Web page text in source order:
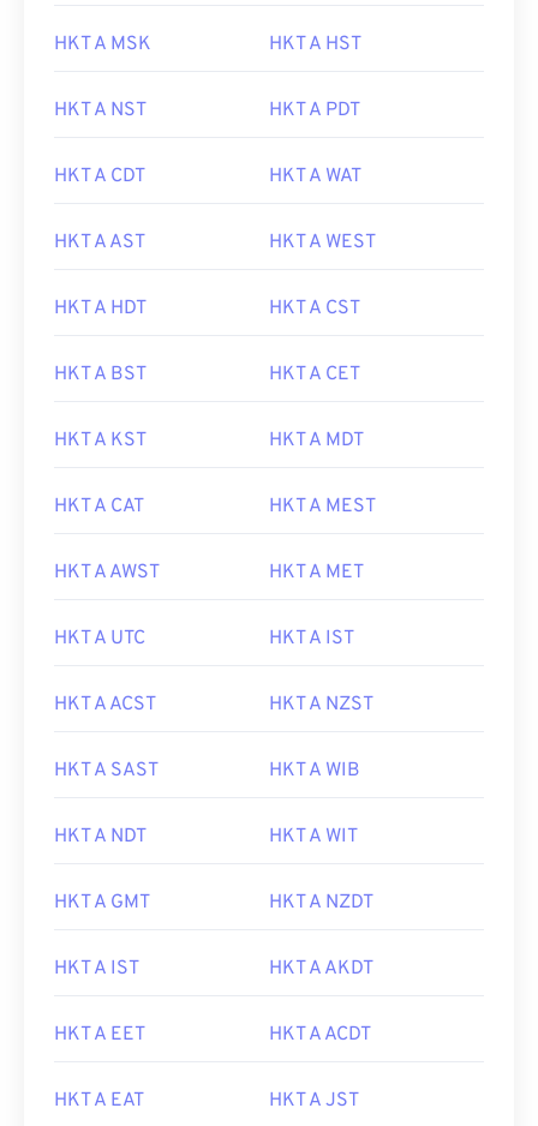
HKT A MSK HKT A HST
HKT A NST HKT A PDT
HKT A CDT HKT A WAT
HKT A AST HKT A WEST
HKT A HDT HKT A CST
HKT A BST HKT A CET
HKT A KST HKT A MDT
HKT A CAT HKT A MEST
HKT A AWST HKT A MET
HKT A UTC HKT A IST
HKT A ACST HKT A NZST
HKT A SAST HKT A WIB
HKT A NDT HKT A WIT
HKT A GMT HKT A NZDT
HKT A IST HKT A AKDT
HKT A EET HKT A ACDT
HKT A EAT HKT A JST